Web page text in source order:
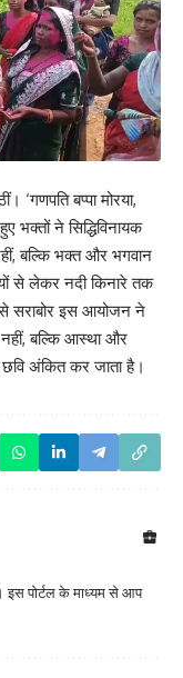
‘गणपति बप्पा मोरया,
ने सिद्धिविनायक
बल्कि भक्त और भगवान
से लेकर नदी किनारे तक
सराबोर इस आयोजन ने
नहीं, बल्कि आस्था और
अंकित कर जाता है।
इस पोर्टल के माध्यम से आप